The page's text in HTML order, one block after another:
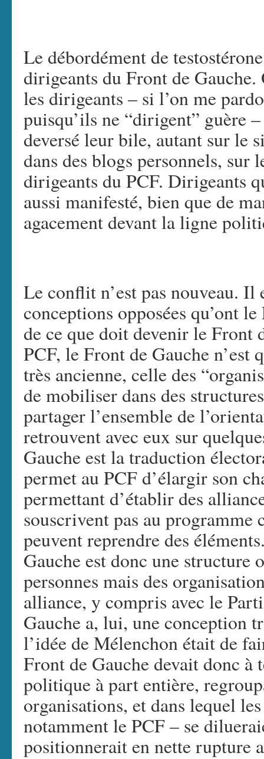
Le débordément de
dirigeants du Front de
les dirigeants – si l’on me
puisqu’ils ne “dirigent” guère
deversé leur bile, autant sur le
dans des blogs personnels, sur
dirigeants du PCF. Dirigeants
aussi manifesté, bien que de
agacement devant la ligne
Le conflit n’est pas nouveau. Il
conceptions opposées qu’ont
de ce que doit devenir le Front
PCF, le Front de Gauche n’est
très ancienne, celle des
de mobiliser dans des
partager l’ensemble de
retrouvent avec eux sur
Gauche est la traduction
permet au PCF d’élargir son
permettant d’établir des
souscrivent pas au
peuvent reprendre des
Gauche est donc une structure
personnes mais des
alliance, y compris avec le
Gauche a, lui, une conception
l’idée de Mélenchon était de
Front de Gauche devait donc
politique à part entière,
organisations, et dans lequel
notamment le PCF – se
positionnerait en nette rupture